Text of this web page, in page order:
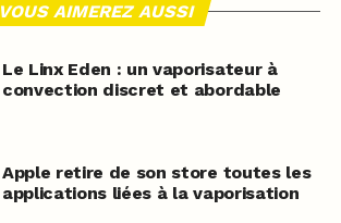
VOUS AIMEREZ AUSSI
Le Linx Eden : un vaporisateur à
convection discret et abordable
Apple retire de son store toutes les
applications liées à la vaporisation